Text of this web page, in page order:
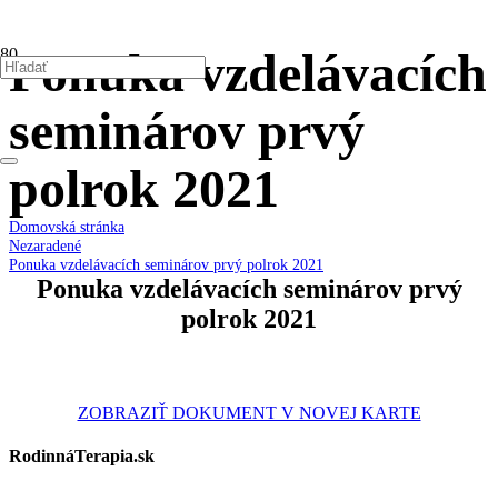
Ponuka vzdelávacích
seminárov prvý
polrok 2021
Domovská stránka
Nezaradené
Ponuka vzdelávacích seminárov prvý polrok 2021
Ponuka vzdelávacích seminárov prvý
polrok 2021
ZOBRAZIŤ DOKUMENT V NOVEJ KARTE
RodinnáTerapia.sk